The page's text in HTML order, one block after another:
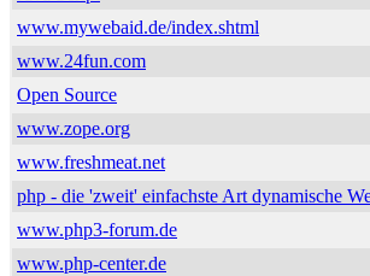
www.mywebaid.de/index.shtml
www.24fun.com
Open Source
www.zope.org
www.freshmeat.net
php - die 'zweit' einfachste Art dynamische
www.php3-forum.de
www.php-center.de